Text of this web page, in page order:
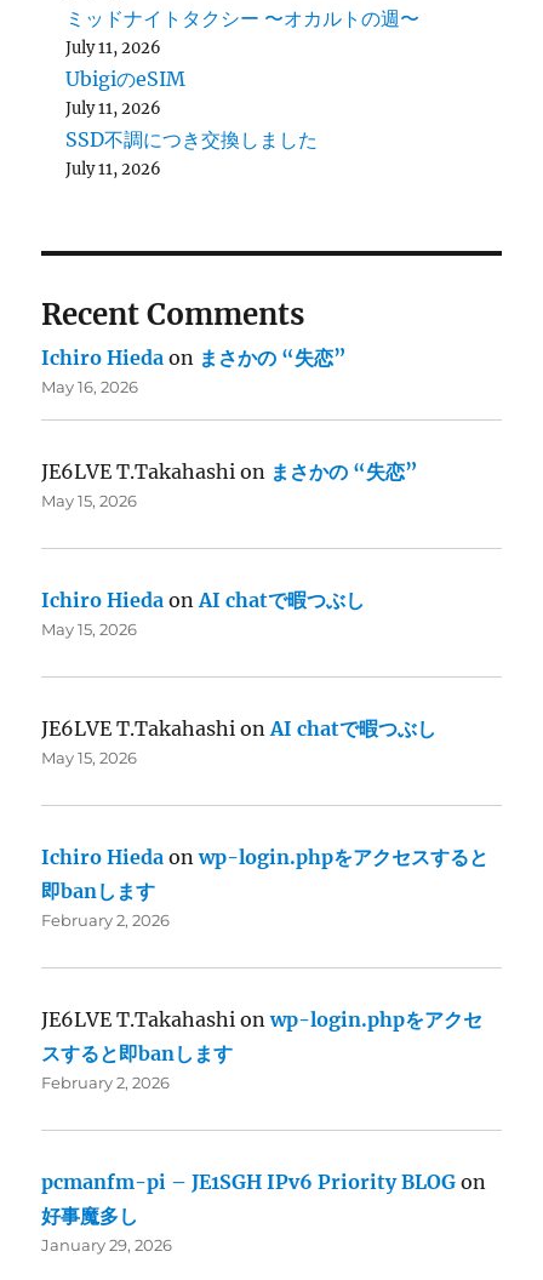
ミッドナイトタクシー 〜オカルトの週〜
July 11, 2026
UbigiのeSIM
July 11, 2026
SSD不調につき交換しました
July 11, 2026
Recent Comments
Ichiro Hieda on まさかの “失恋”
May 16, 2026
JE6LVE T.Takahashi on まさかの “失恋”
May 15, 2026
Ichiro Hieda onAI chatで暇つぶし
May 15, 2026
JE6LVE T.Takahashi onAI chatで暇つぶし
May 15, 2026
Ichiro Hieda onwp-login.phpをアクセスすると
即banします
February 2, 2026
JE6LVE T.Takahashi onwp-login.phpをアクセ
スすると即banします
February 2, 2026
pcmanfm-pi – JE1SGH IPv6 Priority BLOG on
好事魔多し
January 29, 2026